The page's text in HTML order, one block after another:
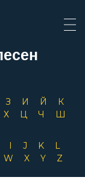
З И Й
К
Х Ц Ч
Ш
I J K
L
W X Y Z